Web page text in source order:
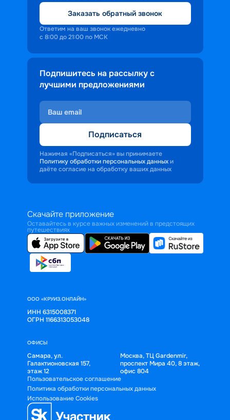
Заказать обратный звонок
Ответим на ваш звонок ежедневно
с 8:00 до 21:00 по МСК
Подпишитесь на рассылку с
лучшими предложениями
Подписаться
Нажимая «Подписаться» вы принимаете
Политику обработки персональных данных и
даёте согласие на обработку ваших данных
Скачайте приложение
Оставайтесь в курсе важных изменений в предстоящих
путешествиях
ООО «КРУИЗ.ОНЛАЙН»
ИНН 6315008371
ОГРН 1166313053048
ОФИСЫ
Самара, ул.
Галактионовская 157,
этаж 12
Москва, ТЦ Gardenmir,
проспект Мира 40, 8 этаж,
офис 804
Пользовательское соглашение
Политика обработки персональных данных
Использование Cookies